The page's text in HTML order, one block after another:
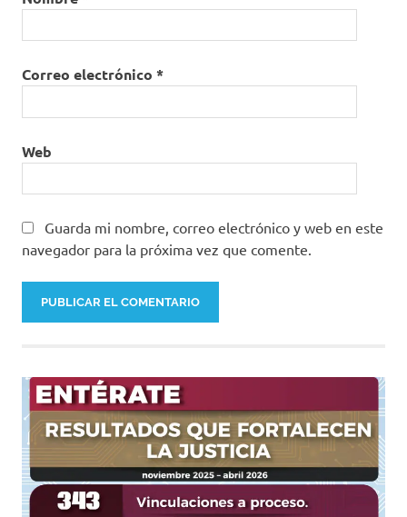
Correo electrónico *
Web
Guarda mi nombre, correo electrónico y web en este
navegador para la próxima vez que comente.